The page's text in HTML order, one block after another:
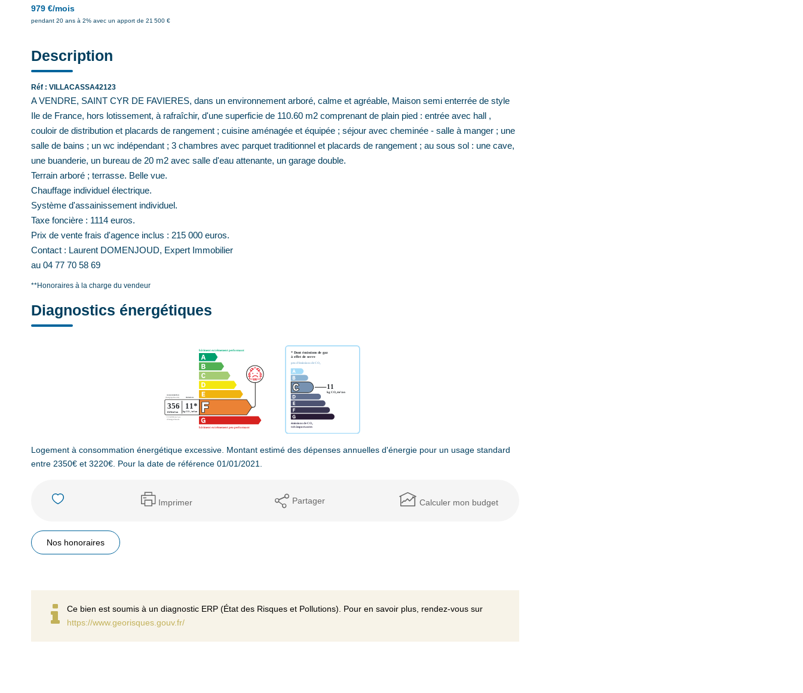
979 €/mois
pendant 20 ans à 2% avec un apport de 21 500 €
Description
Réf : VILLACASSA42123
A VENDRE, SAINT CYR DE FAVIERES, dans un environnement arboré, calme et agréable, Maison semi enterrée de style
Ile de France, hors lotissement, à rafraîchir, d'une superficie de 110.60 m2 comprenant de plain pied : entrée avec hall ,
couloir de distribution et placards de rangement ; cuisine aménagée et équipée ; séjour avec cheminée - salle à manger ; une
salle de bains ; un wc indépendant ; 3 chambres avec parquet traditionnel et placards de rangement ; au sous sol : une cave,
une buanderie, un bureau de 20 m2 avec salle d'eau attenante, un garage double.
Terrain arboré ; terrasse. Belle vue.
Chauffage individuel électrique.
Système d'assainissement individuel.
Taxe foncière : 1114 euros.
Prix de vente frais d'agence inclus : 215 000 euros.
Contact : Laurent DOMENJOUD, Expert Immobilier
au 04 77 70 58 69
**Honoraires à la charge du vendeur
Diagnostics énergétiques
Logement à consommation énergétique excessive. Montant estimé des dépenses annuelles d'énergie pour un usage standard
entre 2350€ et 3220€. Pour la date de référence 01/01/2021.
Imprimer Partager Calculer mon budget
Nos honoraires
Ce bien est soumis à un diagnostic ERP (État des Risques et Pollutions). Pour en savoir plus, rendez-vous sur
https://www.georisques.gouv.fr/